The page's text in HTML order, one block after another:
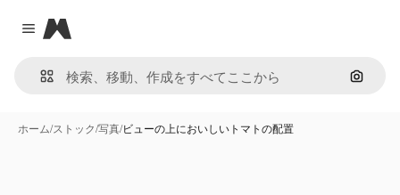
Close menu
Magnific
画像で
ホーム/ストック/写真/ビューの上においしいトマトの配置